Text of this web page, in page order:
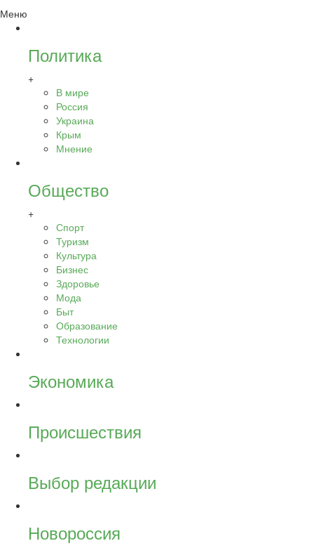
Меню
Политика
+
В мире
Россия
Украина
Крым
Мнение
Общество
+
Спорт
Туризм
Культура
Бизнес
Здоровье
Мода
Быт
Образование
Технологии
Экономика
Происшествия
Выбор редакции
Новороссия